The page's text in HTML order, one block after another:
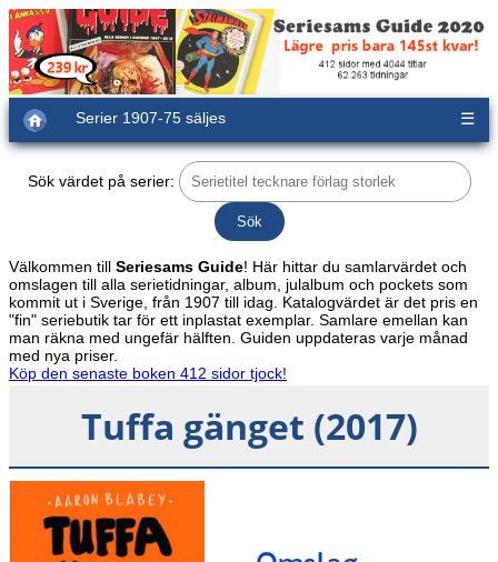
Serier 1907-75 säljes ☰
Sök värdet på serier:
Välkommen till Seriesams Guide! Här hittar du samlarvärdet och
omslagen till alla serietidningar, album, julalbum och pockets som
kommit ut i Sverige, från 1907 till idag. Katalogvärdet är det pris en
"fin" seriebutik tar för ett inplastat exemplar. Samlare emellan kan
man räkna med ungefär hälften. Guiden uppdateras varje månad
med nya priser.
Köp den senaste boken 412 sidor tjock!
Tuffa gänget (2017)